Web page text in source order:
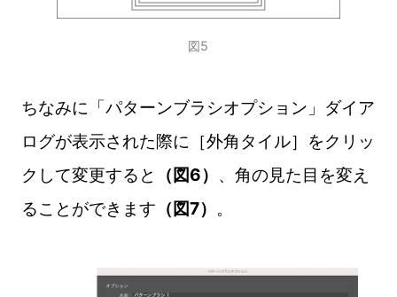
図5
ちなみに「パターンブラシオプション」ダイア
ログが表示された際に［外角タイル］をクリッ
クして変更すると
（図6） 、角の見た目を変え
ることができます （図7） 。